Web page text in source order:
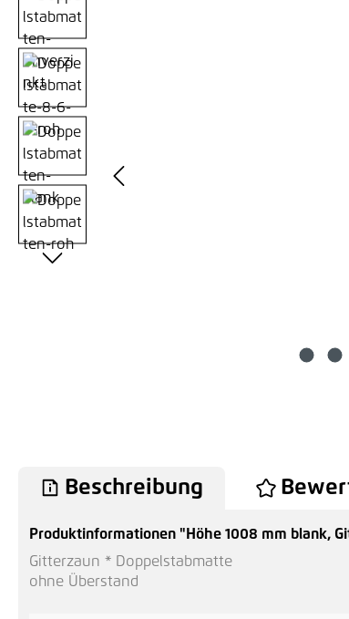
Beschreibung
Produktinformationen "Höhe 1008 mm blank,
Gitterzaun * Doppelstabmatte
ohne Überstand